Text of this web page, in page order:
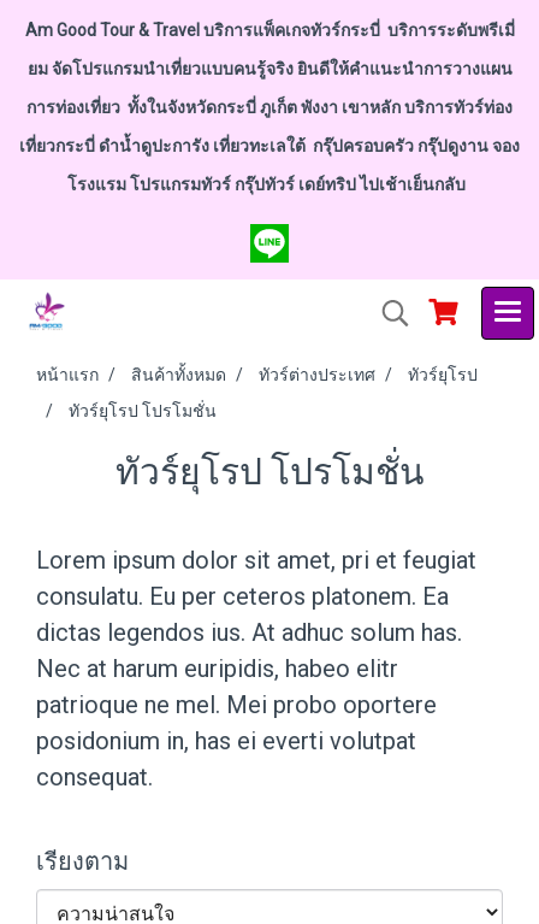
Am Good Tour & Travel บริการแพ็คเกจทัวร์กระบี่ บริการระดับพรีเมี่
ยม จัดโปรแกรมนำเที่ยวแบบคนรู้จริง ยินดีให้คำแนะนำการวางแผน
การท่องเที่ยว ทั้งในจังหวัดกระบี่ ภูเก็ต พังงา เขาหลัก บริการทัวร์ท่อง
เที่ยวกระบี่ ดำน้ำดูปะการัง เที่ยวทะเลใต้ กรุ๊ปครอบครัว กรุ๊ปดูงาน จอง
โรงแรม โปรแกรมทัวร์ กรุ๊ปทัวร์ เดย์ทริป ไปเช้าเย็นกลับ
หน้าแรก สินค้าทั้งหมด ทัวร์ต่างประเทศ
ทัวร์ยุโรป
ทัวร์ยุโรป โปรโมชั่น
ทัวร์ยุโรป โปรโมชั่น
Lorem ipsum dolor sit amet, pri et feugiat
consulatu. Eu per ceteros platonem. Ea
dictas legendos ius. At adhuc solum has.
Nec at harum euripidis, habeo elitr
patrioque ne mel. Mei probo oportere
posidonium in, has ei everti volutpat
consequat.
เรียงตาม